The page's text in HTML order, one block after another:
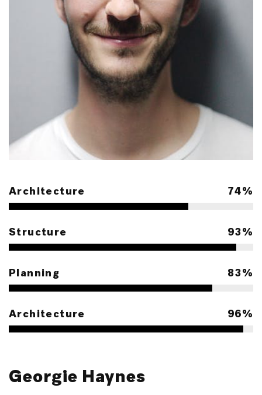
Architecture 75%
Structure 95%
Planning 85%
Architecture 98%
Georgie Haynes